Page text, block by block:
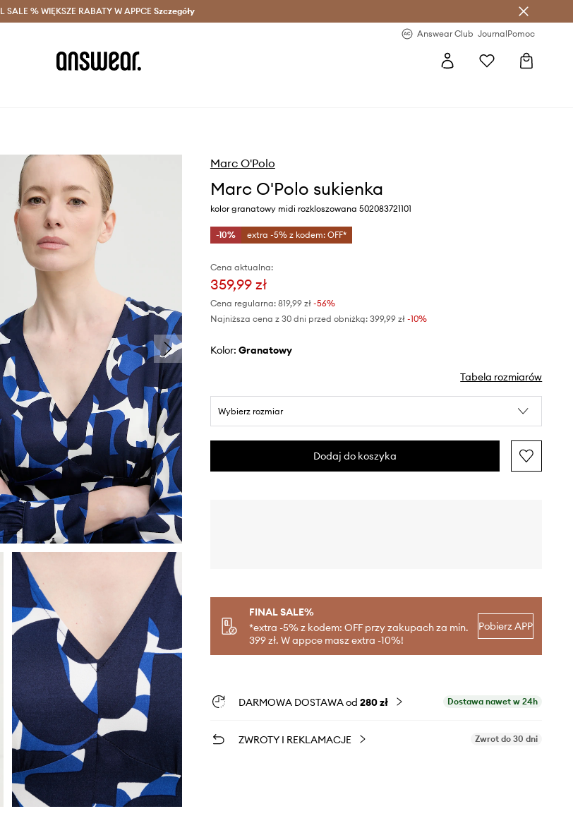
Club > Dostawa nawet w 24h >
SALE % WIĘKSZE RABATY W APPCESzczegóły
Answear Club JournalPomoc
Marc O'Polo
Marc O'Polo sukienka
kolor granatowy midi rozkloszowana 502083721101
-10% extra -5% z kodem: OFF*
Cena aktualna:
359,99 zł
Cena regularna: 819,99 zł-56%
Najniższa cena z 30 dni przed obniżką: 399,99 zł -10%
Kolor: granatowy
Tabela rozmiarów
Wybierz rozmiar
Dodaj do koszyka
FINAL SALE%
*extra -5% z kodem: OFF przy zakupach za min.
399 zł. W appce masz extra -10%!
Pobierz APP
DARMOWA DOSTAWA od 280 zł Dostawa nawet w 24h
ZWROTY I REKLAMACJE Zwrot do 30 dni